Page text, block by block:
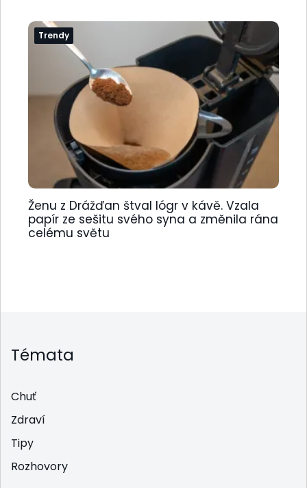
Trendy
Ženu z Drážďan štval lógr v kávě. Vzala
papír ze sešitu svého syna a změnila rána
celému světu
Témata
Chuť
Zdraví
Tipy
Rozhovory